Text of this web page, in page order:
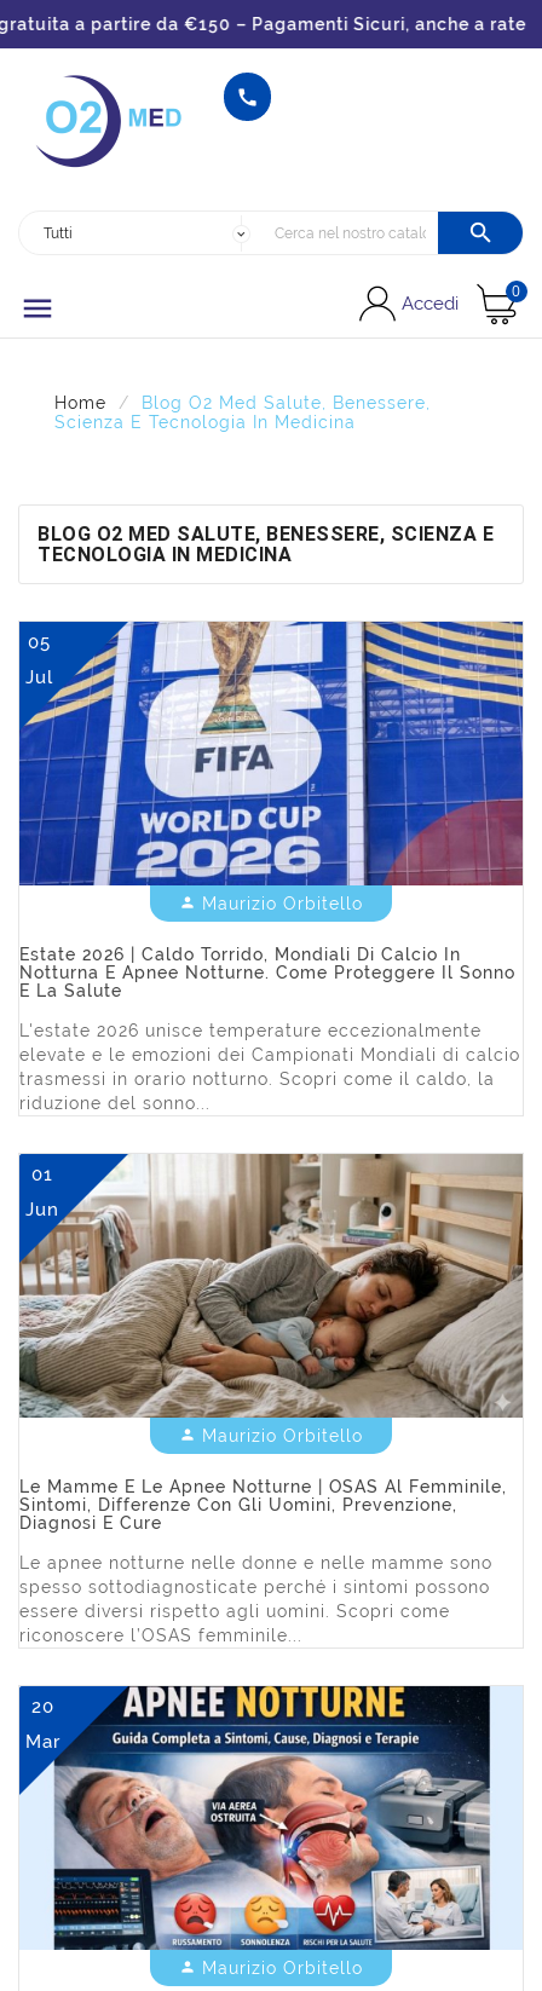
a partire da €150 – Pagamenti Sicuri, anche a rate


 Accedi
0
Home
Blog O2 Med Salute, Benessere,
Scienza E Tecnologia In Medicina
BLOG O2 MED SALUTE, BENESSERE, SCIENZA E
TECNOLOGIA IN MEDICINA
05
Jul
 Maurizio Orbitello
Estate 2026 | Caldo Torrido, Mondiali Di Calcio In
Notturna E Apnee Notturne. Come Proteggere Il Sonno
E La Salute
L'estate 2026 unisce temperature eccezionalmente
elevate e le emozioni dei Campionati Mondiali di calcio
trasmessi in orario notturno. Scopri come il caldo, la
riduzione del sonno...
01
Jun
 Maurizio Orbitello
Le Mamme E Le Apnee Notturne | OSAS Al Femminile,
Sintomi, Differenze Con Gli Uomini, Prevenzione,
Diagnosi E Cure
Le apnee notturne nelle donne e nelle mamme sono
spesso sottodiagnosticate perché i sintomi possono
essere diversi rispetto agli uomini. Scopri come
riconoscere l’OSAS femminile...
20
Mar
 Maurizio Orbitello